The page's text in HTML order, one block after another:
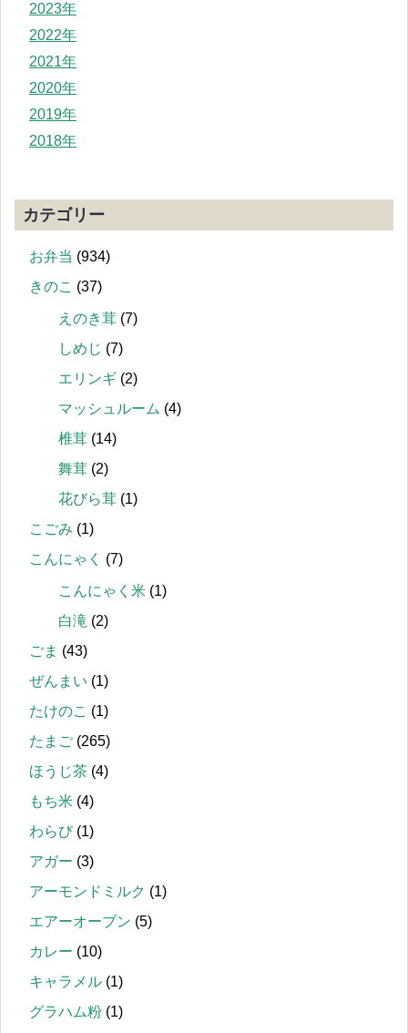
2023年
2022年
2021年
2020年
2019年
2018年
カテゴリー
お弁当 (934)
きのこ (37)
えのき茸 (7)
しめじ (7)
エリンギ (2)
マッシュルーム (4)
椎茸 (14)
舞茸 (2)
花びら茸 (1)
こごみ (1)
こんにゃく
(7)
こんにゃく米 (1)
白滝 (2)
ごま (43)
ぜんまい (1)
たけのこ (1)
たまご (265)
ほうじ茶 (4)
もち米 (4)
わらび(1)
アガー (3)
アーモンドミルク (1)
エアーオーブン (5)
カレー (10)
キャラメル (1)
グラハム粉 (1)